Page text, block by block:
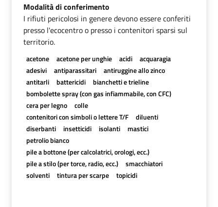
Modalità di conferimento
I rifiuti pericolosi in genere devono essere conferiti
presso l'ecocentro o presso i contenitori sparsi sul
territorio.
acetone acetone per unghie acidi
acquaragia
adesivi
antiparassitari
antiruggine allo zinco
antitarli
battericidi
bianchetti e trieline
bombolette spray (con gas infiammabile, con CFC)
cera per legno
colle
contenitori con simboli o lettere T/F
diluenti
diserbanti
insetticidi isolanti
mastici
petrolio bianco
pile a bottone (per calcolatrici, orologi, ecc.)
pile a stilo (per torce, radio, ecc.)
smacchiatori
solventi
tintura per scarpe topicidi